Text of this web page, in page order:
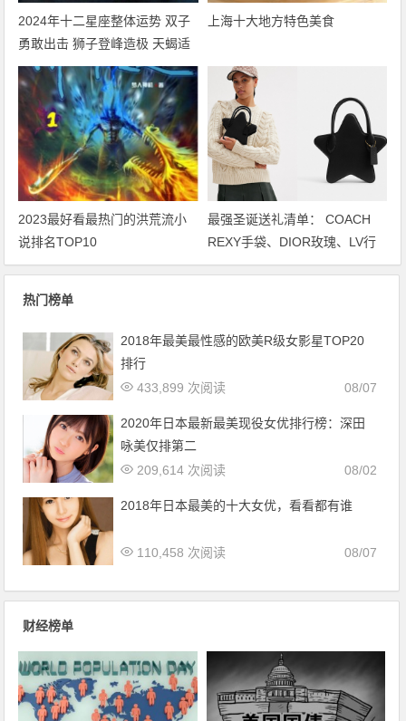
2024年十二星座整体运势 双子
勇敢出击 狮子登峰造极 天蝎适
者生存 摩羯脱胎换骨
上海十大地方特色美食
2023最好看最热门的洪荒流小
说排名TOP10
最强圣诞送礼清单： COACH
REXY手袋、DIOR玫瑰、LV行
李袋… 保证不踩雷
热门榜单
2018年最美最性感的欧美R级女影星TOP20
排行
08/07
433,899 次阅读
2020年日本最新最美现役女优排行榜：深田
咏美仅排第二
08/02
209,614 次阅读
2018年日本最美的十大女优，看看都有谁
08/07
110,458 次阅读
财经榜单